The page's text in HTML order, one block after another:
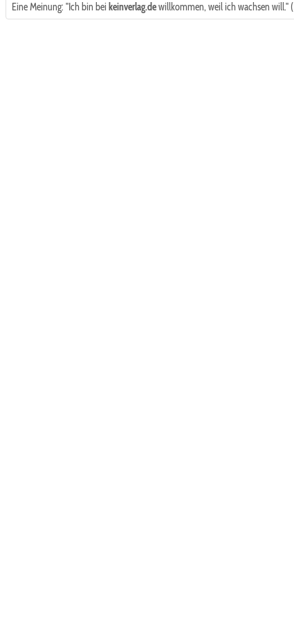
Eine Meinung: "Ich bin bei keinverlag.dewillkommen, weil ich wachsen will." (